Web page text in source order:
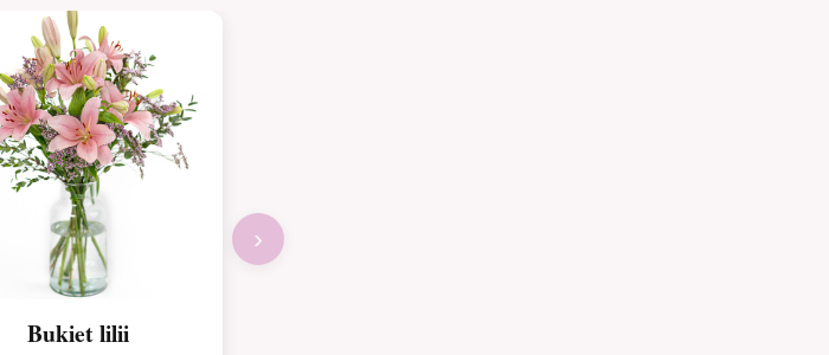
Bukiet lilii
›